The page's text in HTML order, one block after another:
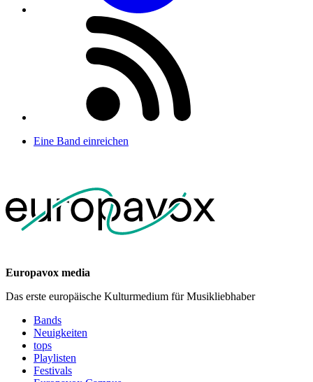
Eine Band einreichen
Europavox media
Das erste europäische Kulturmedium für Musikliebhaber
Bands
Neuigkeiten
tops
Playlisten
Festivals